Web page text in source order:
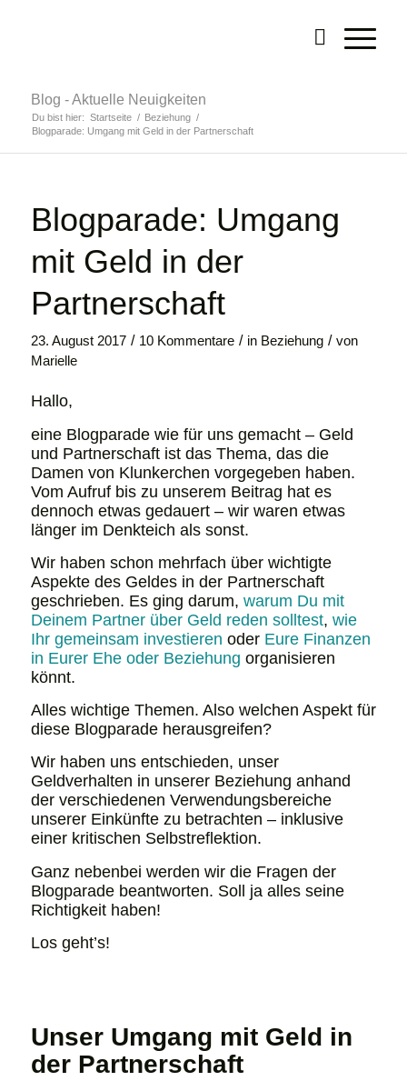
Blog - Aktuelle Neuigkeiten
Du bist hier: Startseite / Beziehung /
Blogparade: Umgang mit Geld in der Partnerschaft
Blogparade: Umgang
mit Geld in der
Partnerschaft
23. August 2017 / 10 Kommentare / in Beziehung / von
Marielle
Hallo,
eine Blogparade wie für uns gemacht – Geld
und Partnerschaft ist das Thema, das die
Damen von Klunkerchen vorgegeben haben.
Vom Aufruf bis zu unserem Beitrag hat es
dennoch etwas gedauert – wir waren etwas
länger im Denkteich als sonst.
Wir haben schon mehrfach über wichtigte
Aspekte des Geldes in der Partnerschaft
geschrieben. Es ging darum, warum Du mit
Deinem Partner über Geld reden solltest, wie
Ihr gemeinsam investieren oder Eure Finanzen
in Eurer Ehe oder Beziehung organisieren
könnt.
Alles wichtige Themen. Also welchen Aspekt für
diese Blogparade herausgreifen?
Wir haben uns entschieden, unser
Geldverhalten in unserer Beziehung anhand
der verschiedenen Verwendungsbereiche
unserer Einkünfte zu betrachten – inklusive
einer kritischen Selbstreflektion.
Ganz nebenbei werden wir die Fragen der
Blogparade beantworten. Soll ja alles seine
Richtigkeit haben!
Los geht’s!
Unser Umgang mit Geld in
der Partnerschaft